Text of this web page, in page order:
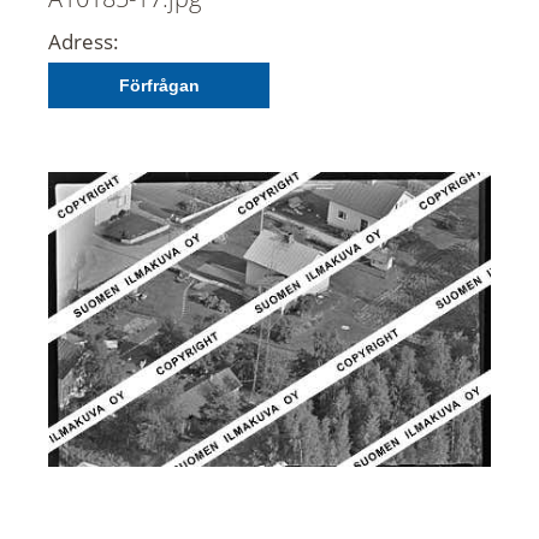
Adress:
Förfrågan